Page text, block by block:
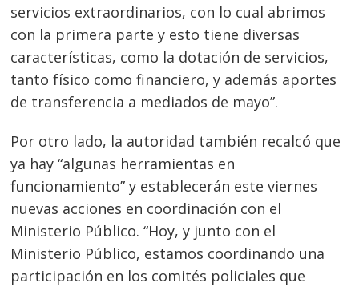
servicios extraordinarios, con lo cual abrimos
con la primera parte y esto tiene diversas
características, como la dotación de servicios,
tanto físico como financiero, y además aportes
de transferencia a mediados de mayo”.
Por otro lado, la autoridad también recalcó que
ya hay “algunas herramientas en
funcionamiento” y establecerán este viernes
nuevas acciones en coordinación con el
Ministerio Público. “Hoy, y junto con el
Ministerio Público, estamos coordinando una
participación en los comités policiales que